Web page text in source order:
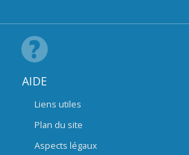
AIDE
Liens utiles
Plan du site
Aspects légaux